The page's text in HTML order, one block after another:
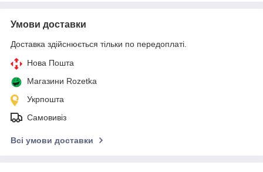
Умови доставки
Доставка здійснюється тільки по передоплаті.
Нова Пошта
Магазини Rozetka
Укрпошта
Самовивіз
Всі умови доставки